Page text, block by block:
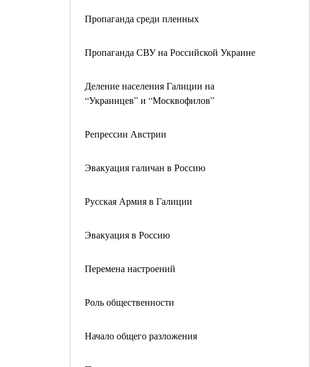
Пропаганда среди пленных
Пропаганда СВУ на Российской Украине
Деление населения Галиции на
“Украинцев” и “Москвофилов”
Репрессии Австрии
Эвакуация галичан в Россию
Русская Армия в Галиции
Эвакуация в Россию
Перемена настроений
Роль общественности
Начало общего разложения